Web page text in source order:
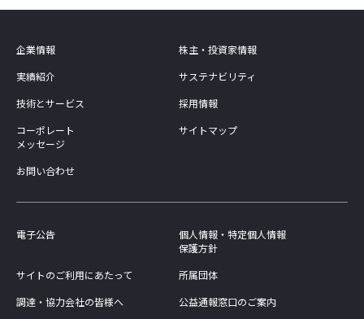
企業情報
株主・投資家情報
実績紹介
サステナビリティ
技術とサービス
採用情報
コーポレート
メッセージ
サイトマップ
お問い合わせ
電子公告
個人情報・特定個人情報
保護方針
サイトのご利用にあたって
所属団体
調達・協力会社の皆様へ
公益通報窓口のご案内